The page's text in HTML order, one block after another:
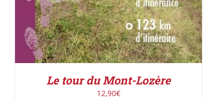
Le tour du Mont-Lozère
12,90€